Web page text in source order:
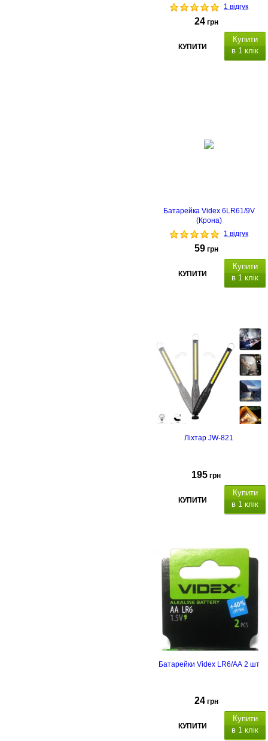
1 відгук
24 грн
КУПИТИ
Купити
в 1 клік
Батарейка Videx 6LR61/9V
(Крона)
1 відгук
59 грн
КУПИТИ
Купити
в 1 клік
Ліхтар JW-821
195 грн
КУПИТИ
Купити
в 1 клік
підвісний, магніт, живлення -
вбудований акумулятор, р
ежими
яскравості свічення плавно
перемикаються за допомогою
поворотного регулятора ,
корпуса: пластик,
розміри:
37.7х4х3.3 см
Батарейки Videx LR6/AA 2 шт
24 грн
КУПИТИ
Купити
в 1 клік